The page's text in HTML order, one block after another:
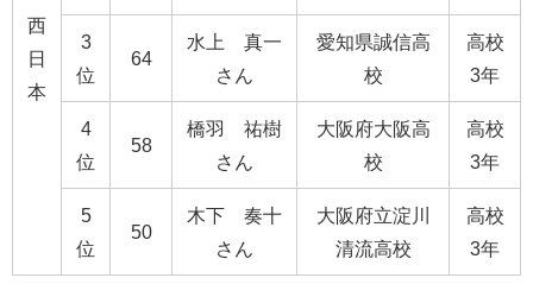
西
日
本
3
位
64
水上 真一
さん
愛知県誠信高
校
高校
3年
4
位
58
橋羽 祐樹
さん
大阪府大阪高
校
高校
3年
5
位
50
木下 奏十
さん
大阪府立淀川
清流高校
高校
3年